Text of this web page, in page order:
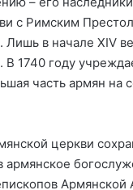
с Римским
в начале XIV
1740 году
часть армян на
церкви
Армянской